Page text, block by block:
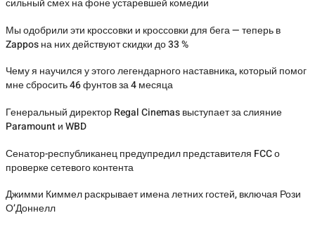
сильный смех на фоне устаревшей комедии
Мы одобрили эти кроссовки и кроссовки для бега — теперь в
Zappos на них действуют скидки до 33 %
Чему я научился у этого легендарного наставника, который помог
мне сбросить 46 фунтов за 4 месяца
Генеральный директор Regal Cinemas выступает за слияние
Paramount и WBD
Сенатор-республиканец предупредил представителя FCC о
проверке сетевого контента
Джимми Киммел раскрывает имена летних гостей, включая Рози
О’Доннелл